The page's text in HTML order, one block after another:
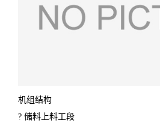
机组结构
? 储料上料工段